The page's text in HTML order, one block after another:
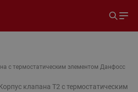
с термостатическим элементом Данфосс
клапана T2 с термостатическим